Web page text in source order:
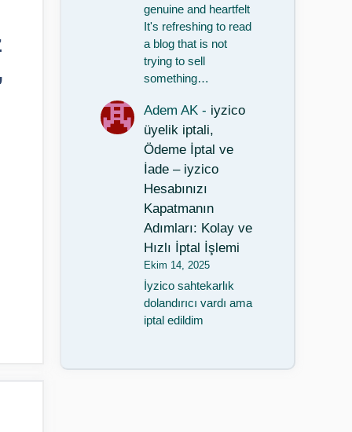
genuine and heartfelt
It's refreshing to read
a blog that is not
trying to sell
something…
Adem AK - iyzico
üyelik iptali,
Ödeme İptal ve
İade – iyzico
Hesabınızı
Kapatmanın
Adımları: Kolay ve
Hızlı İptal İşlemi
Ekim 14, 2025
İyzico sahtekarlık
dolandırıcı vardı ama
iptal edildim